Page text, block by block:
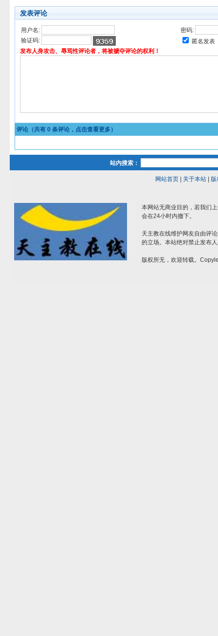
发表评论
用户名:
密码:
验证码:
匿名发表
发布人身攻击、辱骂性评论者，将被褫夺评论的权利！
评论（共有 0 条评论，点击查看更多）
站内搜索：
网站首页| 关于本站| 版
本网站无商业目的，若我们
会在24小时内撤下。
天主教在线维护网友自由评
的立场。本站绝对禁止发布
版权所无，欢迎转载。